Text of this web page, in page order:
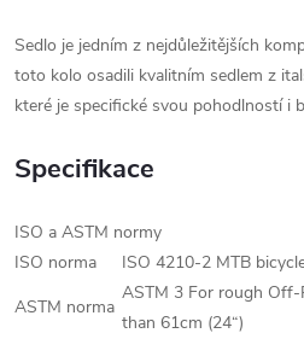
Sedlo je jedním z nejdůležitějších
toto kolo osadili kvalitním sedlem z
které je specifické svou pohodlností i
Specifikace
ISO a ASTM normy
ISO norma
ISO 4210-2 MTB
ASTM norma
ASTM 3 For rough Off-
than 61cm (24“)